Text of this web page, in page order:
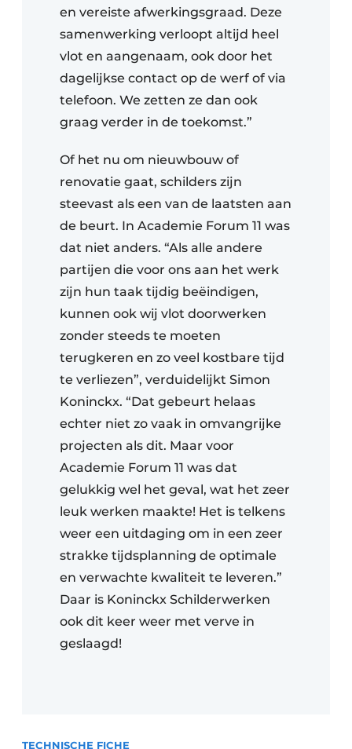
en vereiste afwerkingsgraad. Deze
samenwerking verloopt altijd heel
vlot en aangenaam, ook door het
dagelijkse contact op de werf of via
telefoon. We zetten ze dan ook
graag verder in de toekomst.”
Of het nu om nieuwbouw of
renovatie gaat, schilders zijn
steevast als een van de laatsten aan
de beurt. In Academie Forum 11 was
dat niet anders. “Als alle andere
partijen die voor ons aan het werk
zijn hun taak tijdig beëindigen,
kunnen ook wij vlot doorwerken
zonder steeds te moeten
terugkeren en zo veel kostbare tijd
te verliezen”, verduidelijkt Simon
Koninckx. “Dat gebeurt helaas
echter niet zo vaak in omvangrijke
projecten als dit. Maar voor
Academie Forum 11 was dat
gelukkig wel het geval, wat het zeer
leuk werken maakte! Het is telkens
weer een uitdaging om in een zeer
strakke tijdsplanning de optimale
en verwachte kwaliteit te leveren.”
Daar is Koninckx Schilderwerken
ook dit keer weer met verve in
geslaagd!
TECHNISCHE FICHE